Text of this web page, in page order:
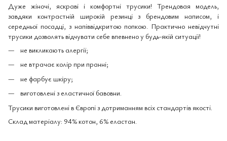
Дуже жіночі, яскраві і комфортні трусики! Трендовая модель,
завдяки контрастній широкій резинці з брендовим написом, і
середньої посадці, з напіввідкритою попкою. Практично невідчутні
трусики дозволять відчувати себе впевнено у будь-якій ситуації!
не викликають алергії;
не втрачає колір при пранні;
не фарбує шкіру;
виготовлені з еластичної бавовни.
Трусики виготовлені в Європі з дотриманням всіх стандартів якості.
Склад матеріалу: 94% котон, 6% еластан.